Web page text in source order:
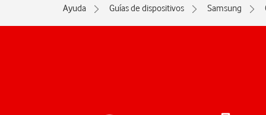
Ayuda Guías de dispositivos Samsung